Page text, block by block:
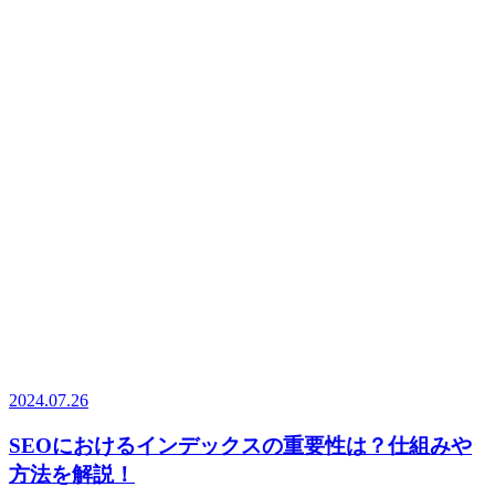
2024.07.26
SEOにおけるインデックスの重要性は？仕組みや
方法を解説！